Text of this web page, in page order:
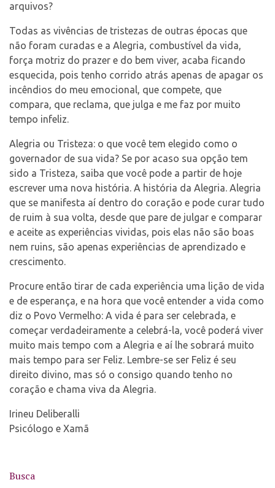
arquivos?
Todas as vivências de tristezas de outras épocas que
não foram curadas e a Alegria, combustível da vida,
força motriz do prazer e do bem viver, acaba ficando
esquecida, pois tenho corrido atrás apenas de apagar os
incêndios do meu emocional, que compete, que
compara, que reclama, que julga e me faz por muito
tempo infeliz.
Alegria ou Tristeza: o que você tem elegido como o
governador de sua vida? Se por acaso sua opção tem
sido a Tristeza, saiba que você pode a partir de hoje
escrever uma nova história. A história da Alegria. Alegria
que se manifesta aí dentro do coração e pode curar tudo
de ruim à sua volta, desde que pare de julgar e comparar
e aceite as experiências vividas, pois elas não são boas
nem ruins, são apenas experiências de aprendizado e
crescimento.
Procure então tirar de cada experiência uma lição de vida
e de esperança, e na hora que você entender a vida como
diz o Povo Vermelho: A vida é para ser celebrada, e
começar verdadeiramente a celebrá-la, você poderá viver
muito mais tempo com a Alegria e aí lhe sobrará muito
mais tempo para ser Feliz. Lembre-se ser Feliz é seu
direito divino, mas só o consigo quando tenho no
coração e chama viva da Alegria.
Irineu Deliberalli
Psicólogo e Xamã
Busca